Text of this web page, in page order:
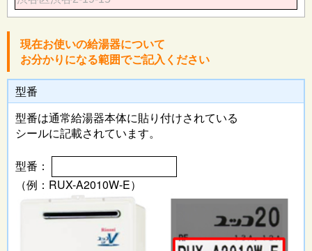
現在お使いの給湯器について
お分かりになる範囲でご記入ください
型番
型番は通常給湯器本体に貼り付けされている
シールに記載されています。
型番：
（例：RUX-A2010W-E）